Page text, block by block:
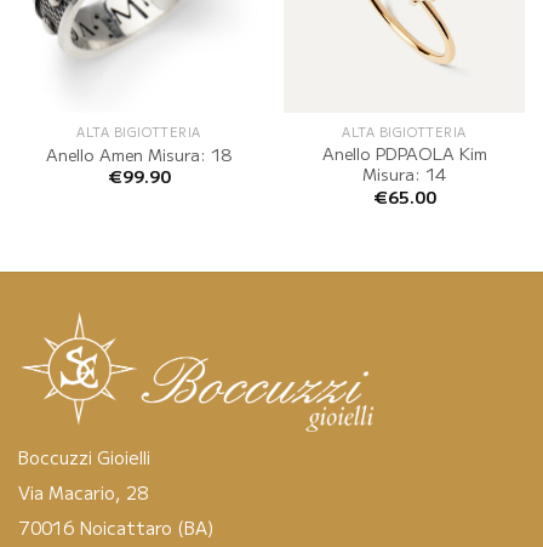
ALTA BIGIOTTERIA
Anello Amen Misura: 18
€99.90
ALTA BIGIOTTERIA
Anello PDPAOLA Kim
Misura: 14
€65.00
Boccuzzi Gioielli
Via Macario, 28
70016 Noicattaro (BA)